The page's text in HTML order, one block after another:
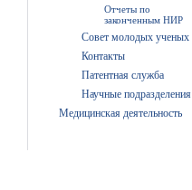
Отчеты по
законченным НИР
Совет молодых ученых
Контакты
Патентная служба
Научные подразделения
Медицинская деятельность